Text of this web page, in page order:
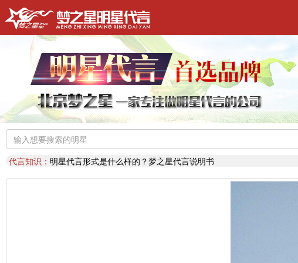
明星代言：找明星代言基本流程包括哪些?明星代言的工作流程
推荐阅读：2026年明星肖像代言费【8月实时更新】报价表
推荐阅读：2026年如何找明星代言,如何请明星代言,怎么选择明星代言,签约流程
明星代言：2026年诚招各地广告公司，策划公司合作代理明星资源
推荐阅读：找明星代言哪个渠道最好？费用多少？
代言知识：明星代言形式是什么样的？梦之星代言说明书
推荐阅读： 二线三线明星代言费的艺人有哪些？
找明星代言基本流程包括哪些?明星代言的工作流程